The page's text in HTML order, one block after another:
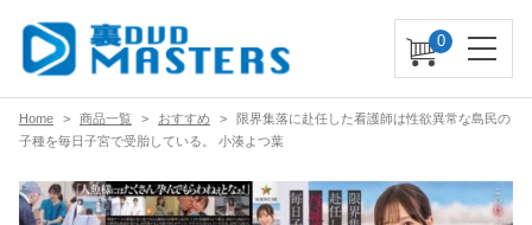
0
Home 商品一覧 おすすめ
限界集落に赴任した看護師は性欲異常な島民の
子種を毎日子宮で受胎している。 小湊よつ葉